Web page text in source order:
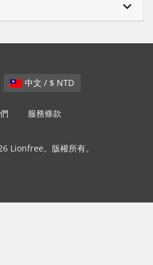
中文 / $ NTD
服務條款
Lionfree。版權所有。